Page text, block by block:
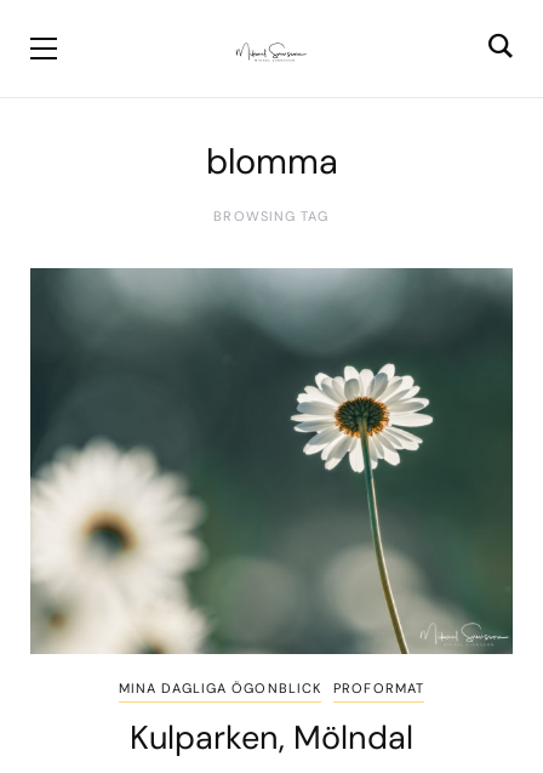
blomma
BROWSING TAG
MINA DAGLIGA ÖGONBLICK PROFORMAT
Kulparken, Mölndal